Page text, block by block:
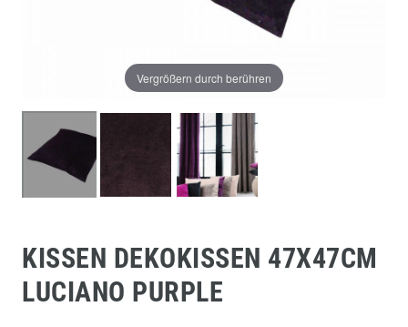
Vergrößern durch berühren
KISSEN DEKOKISSEN 47X47CM
LUCIANO PURPLE